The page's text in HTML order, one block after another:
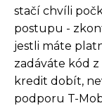
stačí chvíli
postupu -
jestli máte
zadáváte kód
kredit dobít,
podporu T-